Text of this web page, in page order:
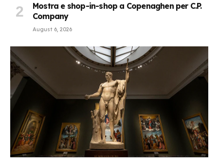
Mostra e shop-in-shop a Copenaghen per C.P.
Company
August 6, 2026